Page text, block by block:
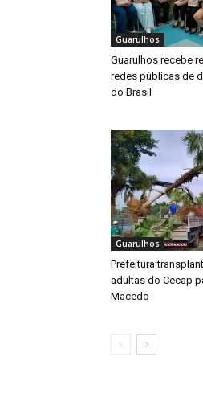
Guarulhos
Guarulhos recebe
redes públicas de
do Brasil
Guarulhos
Prefeitura
adultas do Cecap
Macedo